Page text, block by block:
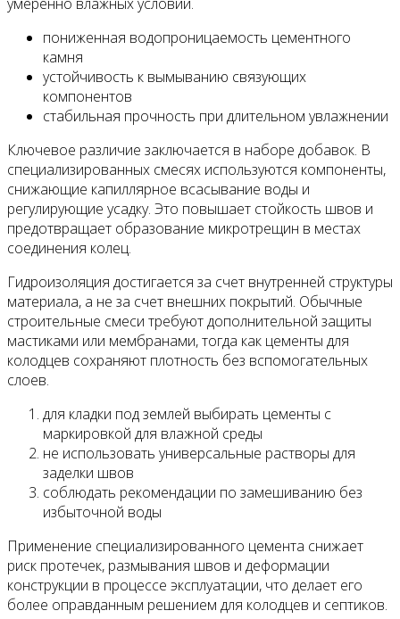
пониженная водопроницаемость цементного
камня
устойчивость к вымыванию связующих
компонентов
стабильная прочность при длительном увлажнении
Ключевое различие заключается в наборе добавок. В
специализированных смесях используются компоненты,
снижающие капиллярное всасывание воды и
регулирующие усадку. Это повышает стойкость швов и
предотвращает образование микротрещин в местах
соединения колец.
Гидроизоляция достигается за счет внутренней структуры
материала, а не за счет внешних покрытий. Обычные
строительные смеси требуют дополнительной защиты
мастиками или мембранами, тогда как цементы для
колодцев сохраняют плотность без вспомогательных
слоев.
для кладки под землей выбирать цементы с
маркировкой для влажной среды
не использовать универсальные растворы для
заделки швов
соблюдать рекомендации по замешиванию без
избыточной воды
Применение специализированного цемента снижает
риск протечек, размывания швов и деформации
конструкции в процессе эксплуатации, что делает его
более оправданным решением для колодцев и септиков.